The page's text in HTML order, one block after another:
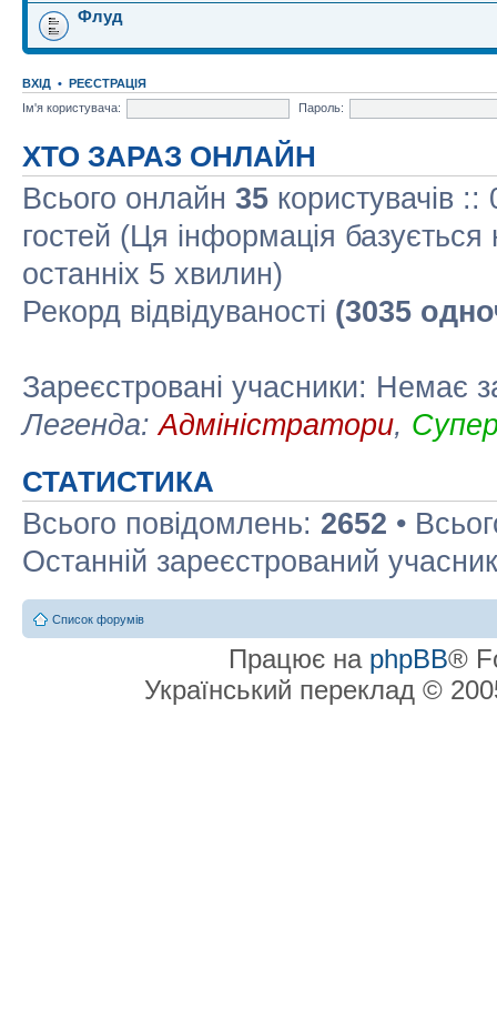
Флуд
ВХІД • РЕЄСТРАЦІЯ
Ім'я користувача:
Пароль:
ХТО ЗАРАЗ ОНЛАЙН
Всього онлайн 35 користувачів
гостей (Ця інформація базується
останніх 5 хвилин)
Рекорд відвідуваності (3035
Зареєстровані учасники: Немає
Легенда:Адміністратори,
СТАТИСТИКА
Всього повідомлень: 2652 •
Останній зареєстрований
Список форумів
Працює на phpBB®
Український переклад ©